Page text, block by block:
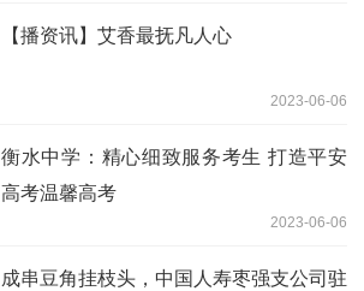
【播资讯】艾香最抚凡人心
2023-06-06
衡水中学：精心细致服务考生 打造平安
高考温馨高考
2023-06-06
成串豆角挂枝头，中国人寿枣强支公司驻